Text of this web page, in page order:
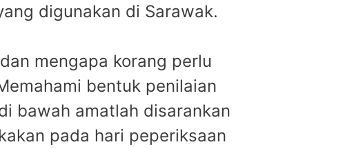
digunakan di Sarawak.
mengapa korang perlu
bentuk penilaian
bawah amatlah disarankan
pada hari peperiksaan